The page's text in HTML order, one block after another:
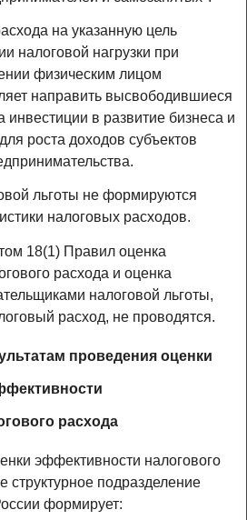
на указанную цель
налоговой нагрузки при
физическим лицом
направить высвободившиеся
в развитие бизнеса и
роста доходов субъектов
льготы не формируются
налоговых расходов.
18(1) Правил оценка
расхода и оценка
налоговой льготы,
расход, не проводятся.
проведения оценки
расхода
эффективности налогового
структурное подразделение
формирует: